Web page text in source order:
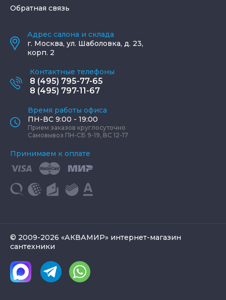
Обратная связь
Адрес салона и склада
г. Москва, ул. Шаболовка, д. 23,
корп. 2
Контактные телефоны
8 (495) 795-77-65
8 (495) 797-11-67
Время работы офиса
ПН-ВС 9:00 - 19:00
Прием заказов круглосуточно
Самовывоз ПН-СБ 9-19, ВС 12-17
Принимаем к оплате
© 2009-2026 «АКВАМИР» интернет-магазин
сантехники